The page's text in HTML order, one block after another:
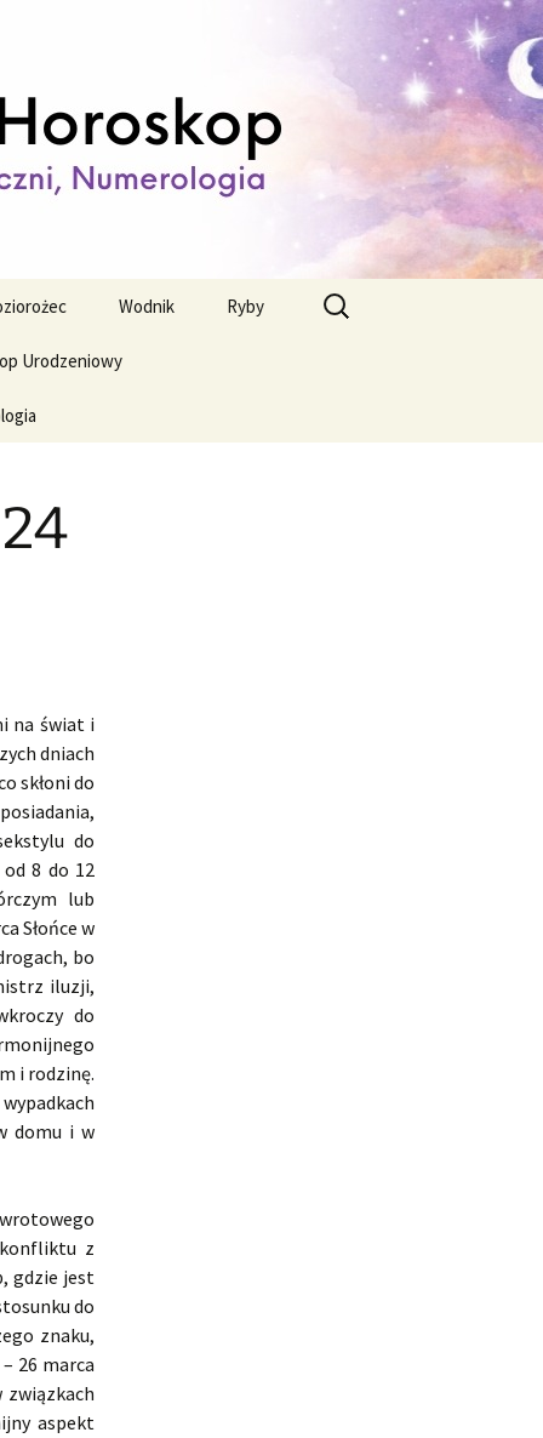
Wodnik Ryby
Urodzeniowy
Szukaj:
na świat i
dniach
skłoni do
do
8 do 12
lub
Słońce w
bo
iluzji,
do
i rodzinę.
domu i w
z
gdzie jest
do
znaku,
26 marca
aspekt